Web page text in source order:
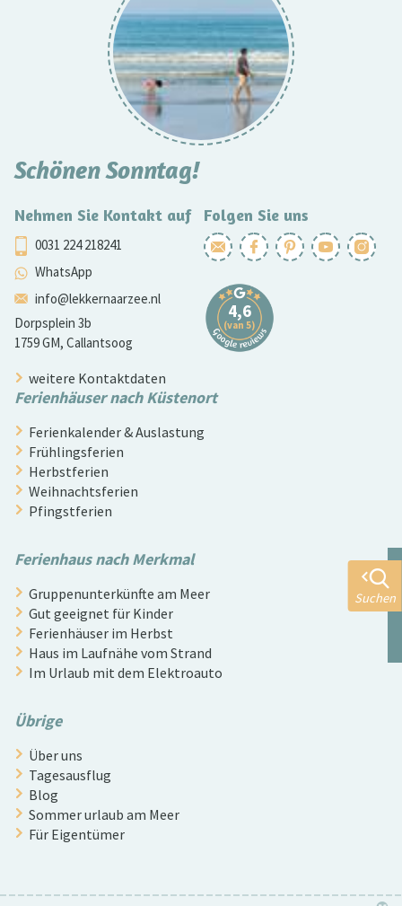
Schönen Sonntag!
Nehmen Sie Kontakt auf
0031 224 218241
WhatsApp
info@lekkernaarzee.nl
Dorpsplein 3b
1759 GM, Callantsoog
Folgen Sie uns
weitere Kontaktdaten
Ferienhäuser nach Küstenort
Ferienkalender & Auslastung
Frühlingsferien
Herbstferien
Weihnachtsferien
Pfingstferien
Ferienhaus nach Merkmal
Gruppenunterkünfte am Meer
Gut geeignet für Kinder
Ferienhäuser im Herbst
Haus im Laufnähe vom Strand
Im Urlaub mit dem Elektroauto
Übrige
Über uns
Tagesausflug
Blog
Sommer urlaub am Meer
Für Eigentümer
Suchen